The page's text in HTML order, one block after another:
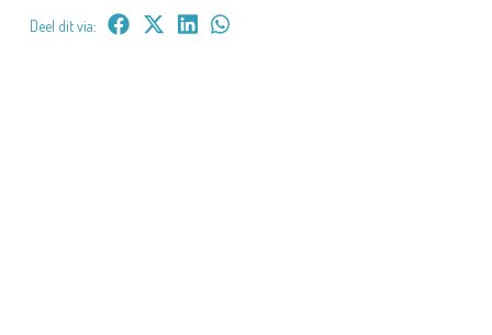
Deel dit via: